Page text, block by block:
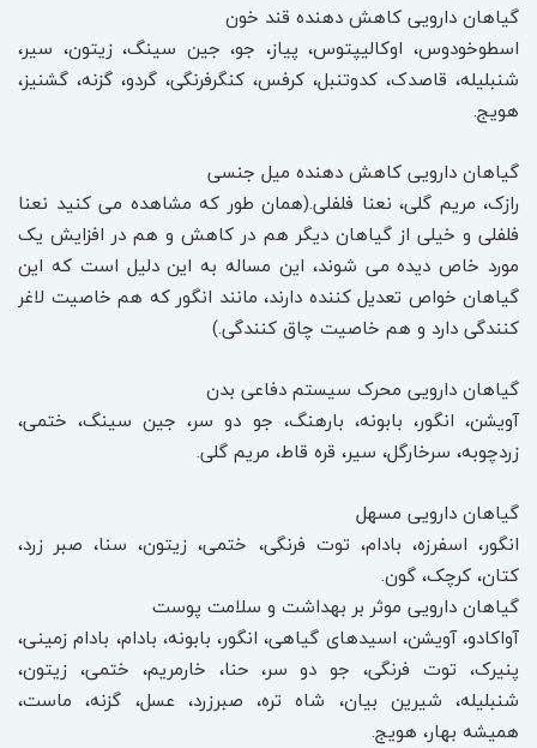
گیاهان دارویی کاهش دهنده قند خون
اسطوخودوس، اوکالیپتوس، پیاز، جو، جین سینگ، زیتون، سیر،
شنبلیله، قاصدک، کدوتنبل، کرفس، کنگرفرنگی، گردو، گزنه، گشنیز،
هویج.
گیاهان دارویی کاهش دهنده میل جنسی
رازک، مریم گلی، نعنا فلفلی.(همان طور که مشاهده می کنید نعنا
فلفلی و خیلی از گیاهان دیگر هم در کاهش و هم در افزایش یک
مورد خاص دیده می شوند، این مساله به این دلیل است که این
گیاهان خواص تعدیل کننده دارند، مانند انگور که هم خاصیت لاغر
کنندگی دارد و هم خاصیت چاق کنندگی.)
گیاهان دارویی محرک سیستم دفاعی بدن
آویشن، انگور، بابونه، بارهنگ، جو دو سر، جین سینگ، ختمی،
زردچوبه، سرخارگل، سیر، قره قاط، مریم گلی.
گیاهان دارویی مسهل
انگور، اسفرزه، بادام، توت فرنگی، ختمی، زیتون، سنا، صبر زرد،
کتان، کرچک، گون.
گیاهان دارویی موثر بر بهداشت و سلامت پوست
آواکادو، آویشن، اسیدهای گیاهی، انگور، بابونه، بادام، بادام زمینی،
پنیرک، توت فرنگی، جو دو سر، حنا، خارمریم، ختمی، زیتون،
شنبلیله، شیرین بیان، شاه تره، صبرزرد، عسل، گزنه، ماست،
همیشه بهار، هویج.